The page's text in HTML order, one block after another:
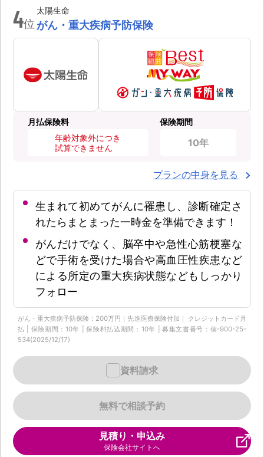
4位
太陽生命
がん・重大疾病予防保険
月払保険料
年齢対象外につき
試算できません
保険期間
10年
プランの中身を見る
生まれて初めてがんに罹患し、診断確定さ
れたらまとまった一時金を準備できます！
がんだけでなく、脳卒中や急性心筋梗塞な
どで手術を受けた場合や高血圧性疾患など
による所定の重大疾病状態などもしっかり
フォロー
がん・重大疾病予防保険：200万円｜先進医療保険付加｜ クレジットカード月
払 | 保険期間：10年 | 保険料払込期間：10年 | 募集文書番号：個-900-25-
534(2025/12/17)
無料で相談予約
資料請求
見積り・申込み
保険会社サイトへ